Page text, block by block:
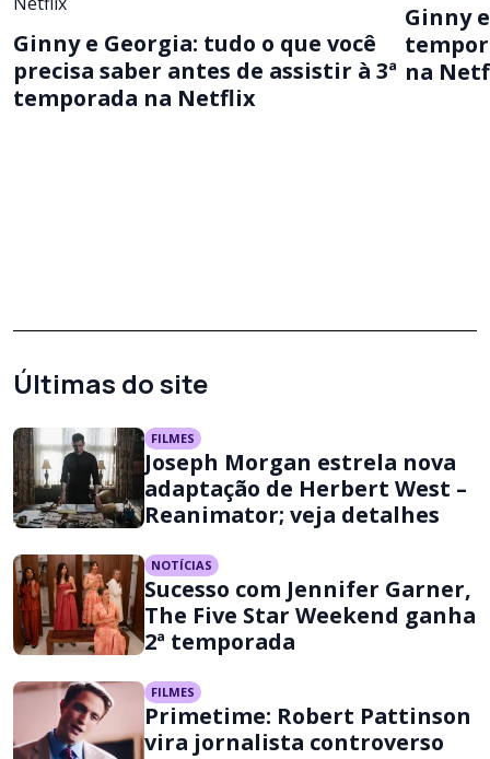
Ginny e Georgia: tudo o que você
precisa saber antes de assistir à 3ª
temporada na Netflix
Ginny
na
Últimas do site
FILMES
Joseph Morgan estrela nova
adaptação de Herbert West –
Reanimator; veja detalhes
NOTÍCIAS
Sucesso com Jennifer Garner,
The Five Star Weekend ganha
2ª temporada
FILMES
Primetime: Robert Pattinson
vira jornalista controverso